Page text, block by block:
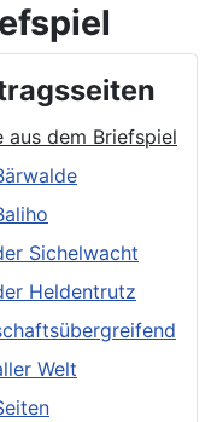
aus dem Briefspiel
Sichelwacht
Heldentrutz
Welt